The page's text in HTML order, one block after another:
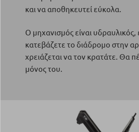
και να αποθηκευτεί εύκολα.
Ο μηχανισμός είναι
κατεβάζετε το διάδρομο στην
χρειάζεται να τον κρατάτε. Θα
μόνος του.